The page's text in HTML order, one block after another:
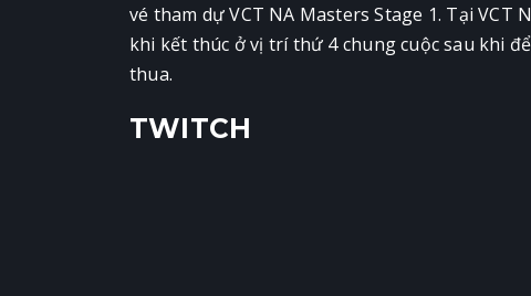
vé tham dự VCT NA Masters Stage 1. Tại VCT
khi kết thúc ở vị trí thứ 4 chung cuộc sau khi
thua.
TWITCH